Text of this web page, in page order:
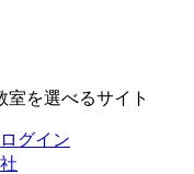
室を選べるサイト
グイン